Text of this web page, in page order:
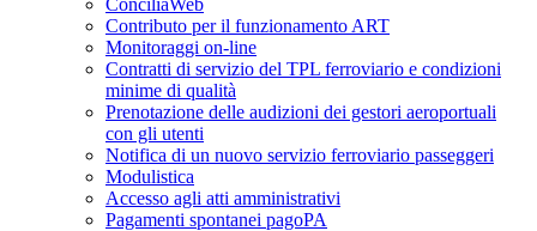
ConciliaWeb
Contributo per il funzionamento ART
Monitoraggi on-line
Contratti di servizio del TPL ferroviario e condizioni
minime di qualità
Prenotazione delle audizioni dei gestori aeroportuali
con gli utenti
Notifica di un nuovo servizio ferroviario passeggeri
Modulistica
Accesso agli atti amministrativi
Pagamenti spontanei pagoPA